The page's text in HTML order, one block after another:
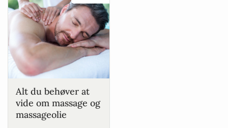
Alt du behøver at
vide om massage og
massageolie